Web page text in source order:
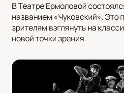
В Театре Ермоловой
названием «Чуковский». Это
зрителям взглянуть на
новой точки зрения.